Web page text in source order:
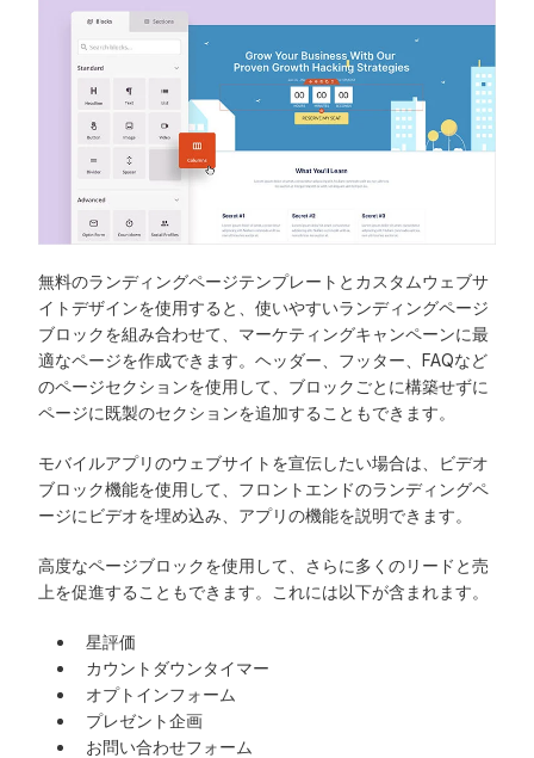
無料のランディングページテンプレートとカスタムウェブサ
イトデザインを使用すると、使いやすいランディングページ
ブロックを組み合わせて、マーケティングキャンペーンに最
適なページを作成できます。ヘッダー、フッター、FAQなど
のページセクションを使用して、ブロックごとに構築せずに
ページに既製のセクションを追加することもできます。
モバイルアプリのウェブサイトを宣伝したい場合は、ビデオ
ブロック機能を使用して、フロントエンドのランディングペ
ージにビデオを埋め込み、アプリの機能を説明できます。
高度なページブロックを使用して、さらに多くのリードと売
上を促進することもできます。これには以下が含まれます。
星評価
カウントダウンタイマー
オプトインフォーム
プレゼント企画
お問い合わせフォーム